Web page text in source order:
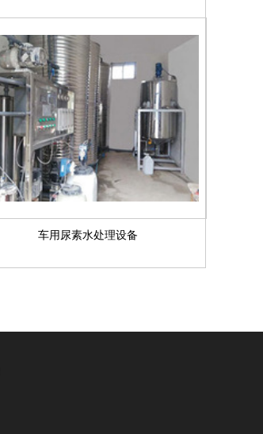
车用尿素水处理设备